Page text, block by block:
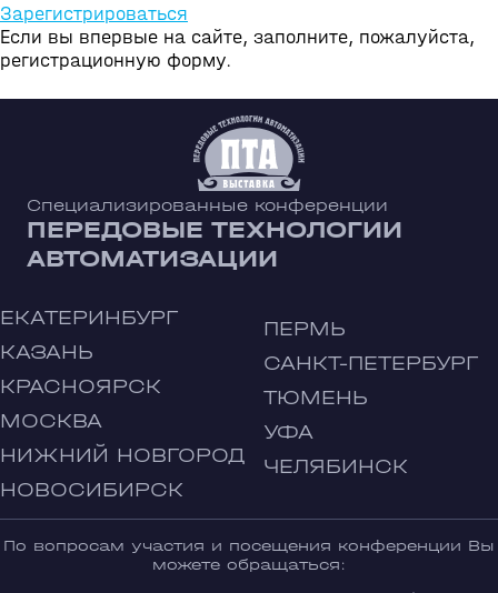
Зарегистрироваться
Если вы впервые на сайте, заполните, пожалуйста,
регистрационную форму.
Специализированные конференции
ПЕРЕДОВЫЕ ТЕХНОЛОГИИ
АВТОМАТИЗАЦИИ
ЕКАТЕРИНБУРГ
КАЗАНЬ
КРАСНОЯРСК
МОСКВА
НИЖНИЙ НОВГОРОД
НОВОСИБИРСК
ПЕРМЬ
САНКТ-ПЕТЕРБУРГ
ТЮМЕНЬ
УФА
ЧЕЛЯБИНСК
По вопросам участия и посещения конференции Вы
можете обращаться: